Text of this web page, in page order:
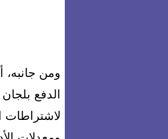
ومن جانبه،
الدفع
لاشتراطات